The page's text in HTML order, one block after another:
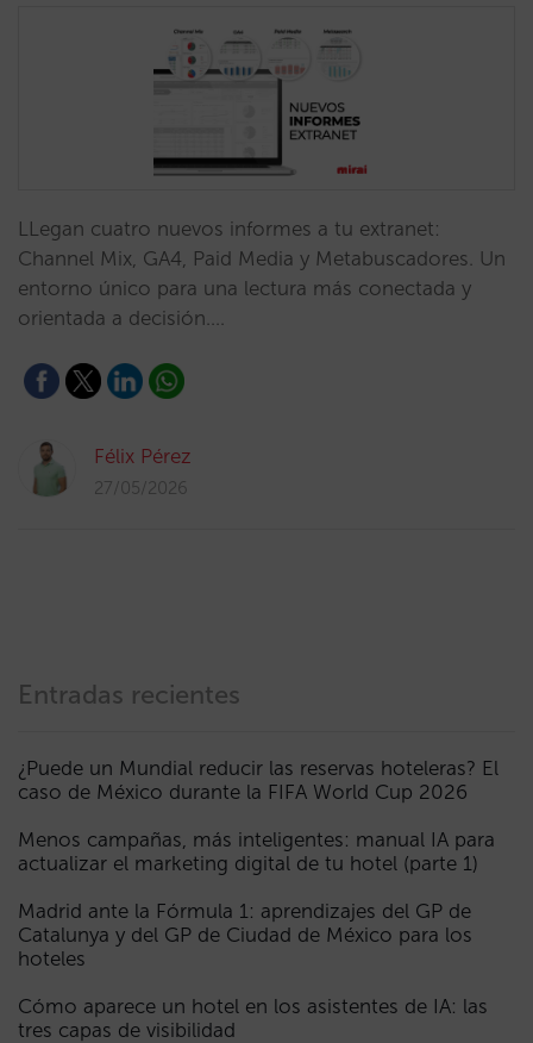
LLegan cuatro nuevos informes a tu extranet:
Channel Mix, GA4, Paid Media y Metabuscadores. Un
entorno único para una lectura más conectada y
orientada a decisión.…
Félix Pérez
27/05/2026
Entradas recientes
¿Puede un Mundial reducir las reservas hoteleras? El
caso de México durante la FIFA World Cup 2026
Menos campañas, más inteligentes: manual IA para
actualizar el marketing digital de tu hotel (parte 1)
Madrid ante la Fórmula 1: aprendizajes del GP de
Catalunya y del GP de Ciudad de México para los
hoteles
Cómo aparece un hotel en los asistentes de IA: las
tres capas de visibilidad